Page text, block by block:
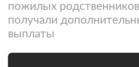
пожилых
получали
выплаты